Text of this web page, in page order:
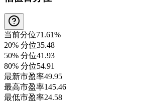
当前分位71.61%
20% 分位35.48
50% 分位41.93
80% 分位54.91
最新市盈率49.95
最高市盈率145.46
最低市盈率24.58